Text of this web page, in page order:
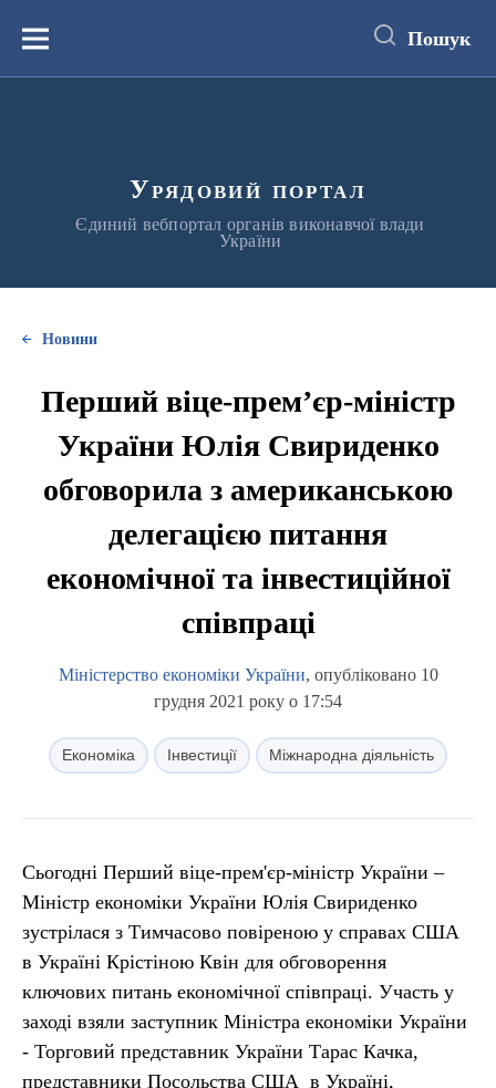
вмістуМеню Пошук
Урядовий портал
Єдиний вебпортал органів виконавчої влади
України
Новини
Перший віце-прем’єр-міністр
України Юлія Свириденко
обговорила з американською
делегацією питання
економічної та інвестиційної
співпраці
Міністерство економіки України, опубліковано 10
грудня 2021 року о 17:54
Економіка Інвестиції Міжнародна діяльність
Сьогодні Перший віце-прем'єр-міністр України –
Міністр економіки України Юлія Свириденко
зустрілася з Тимчасово повіреною у справах США
в Україні Крістіною Квін для обговорення
ключових питань економічної співпраці. Участь у
заході взяли заступник Міністра економіки України
- Торговий представник України Тарас Качка,
представники Посольства США в Україні,